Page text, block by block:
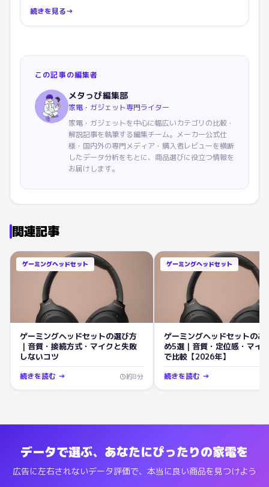
続きを見る→
この記事の編集者
メタっぴ編集部
家電・ガジェット専門ライター
家電・ガジェットを中心に幅広いカテゴリの比較・
解説記事を執筆する編集チーム。メーカー公式仕
様・国内外の専門メディア・購入者レビューを横断
したデータ分析をもとに、商品選びに役立つ情報を
お届けします。
関連記事
ゲーミングヘッドセット
ゲーミングヘッドセットの選び方
｜音質・接続方式・マイクと失敗
しないコツ
続きを読む → 約8分
ゲーミングヘッドセット
ゲーミングヘッドセットのお
め5選｜音質・定位感・マイ
で比較【2026年】
続きを読む →
データで選ぶ、あなたにぴったりの家電を
広告に左右されないデータ評価で、本当に良い商品を見つけよう